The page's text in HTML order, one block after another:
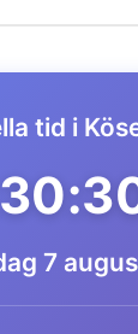
tid i
7